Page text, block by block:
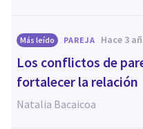
Más leído PAREJA hace 3
Los conflictos de
fortalecer la relación
Natalia Bacaicoa